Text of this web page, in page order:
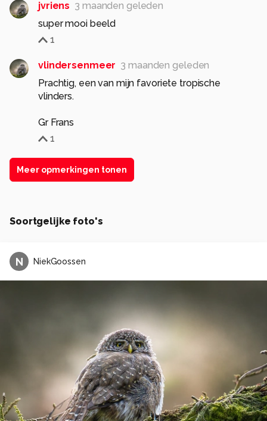
jvriens 3 maanden geleden
super mooi beeld
1
vlindersenmeer 3 maanden geleden
Prachtig, een van mijn favoriete tropische
vlinders.
Gr Frans
1
Meer opmerkingen tonen
Soortgelijke foto's
N NiekGoossen